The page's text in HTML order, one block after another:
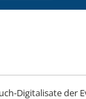
Digitalisate der